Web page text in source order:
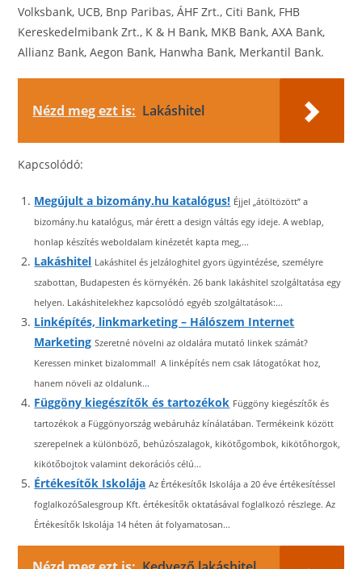
Volksbank, UCB, Bnp Paribas, ÁHF Zrt., Citi Bank, FHB
Kereskedelmibank Zrt., K & H Bank, MKB Bank, AXA Bank,
Allianz Bank, Aegon Bank, Hanwha Bank, Merkantil Bank.
Nézd meg ezt is: Lakáshitel
Kapcsolódó:
Megújult a bizomány.hu katalógus! Éjjel „átöltözött” a
bizomány.hu katalógus, már érett a design váltás egy ideje. A weblap,
honlap készítés weboldalam kinézetét kapta meg,...
Lakáshitel Lakáshitel és jelzáloghitel gyors ügyintézése, személyre
szabottan, Budapesten és környékén. 26 bank lakáshitel szolgáltatása egy
helyen. Lakáshitelekhez kapcsolódó egyéb szolgáltatások:...
Linképítés, linkmarketing – Hálószem Internet
Marketing Szeretné növelni az oldalára mutató linkek számát?
Keressen minket bizalommal! A linképítés nem csak látogatókat hoz,
hanem növeli az oldalunk...
Függöny kiegészítők és tartozékok Függöny kiegészítők és
tartozékok a Függönyország webáruház kínálatában. Termékeink között
szerepelnek a különböző, behúzószalagok, kikötőgombok, kikötőhorgok,
kikötőbojtok valamint dekorációs célú...
Értékesítők Iskolája Az Értékesítők Iskolája a 20 éve értékesítéssel
foglalkozóSalesgroup Kft. értékesítők oktatásával foglalkozó részlege. Az
Értékesítők Iskolája 14 héten át folyamatosan...